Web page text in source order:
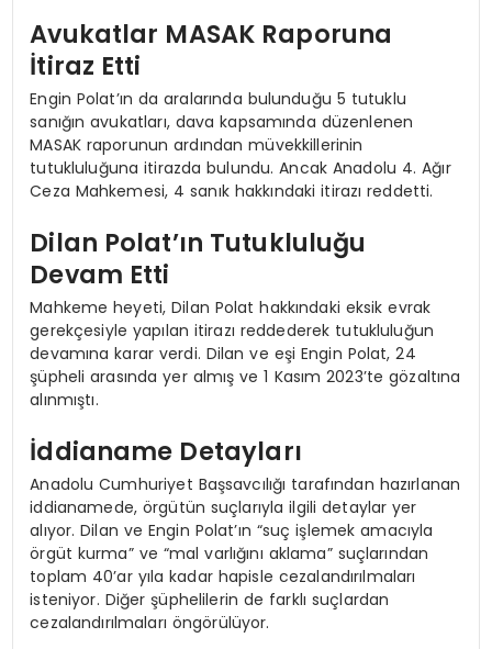
Avukatlar MASAK Raporuna
İtiraz Etti
Engin Polat’ın da aralarında bulunduğu 5 tutuklu
sanığın avukatları, dava kapsamında düzenlenen
MASAK raporunun ardından müvekkillerinin
tutukluluğuna itirazda bulundu. Ancak Anadolu 4. Ağır
Ceza Mahkemesi, 4 sanık hakkındaki itirazı reddetti.
Dilan Polat’ın Tutukluluğu
Devam Etti
Mahkeme heyeti, Dilan Polat hakkındaki eksik evrak
gerekçesiyle yapılan itirazı reddederek tutukluluğun
devamına karar verdi. Dilan ve eşi Engin Polat, 24
şüpheli arasında yer almış ve 1 Kasım 2023’te gözaltına
alınmıştı.
İddianame Detayları
Anadolu Cumhuriyet Başsavcılığı tarafından hazırlanan
iddianamede, örgütün suçlarıyla ilgili detaylar yer
alıyor. Dilan ve Engin Polat’ın “suç işlemek amacıyla
örgüt kurma” ve “mal varlığını aklama” suçlarından
toplam 40’ar yıla kadar hapisle cezalandırılmaları
isteniyor. Diğer şüphelilerin de farklı suçlardan
cezalandırılmaları öngörülüyor.